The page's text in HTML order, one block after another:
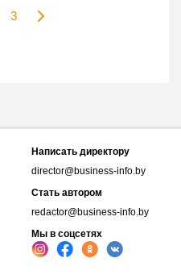
3
Написать директору
director@business-info.by
Стать автором
redactor@business-info.by
Мы в соцсетях